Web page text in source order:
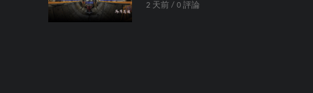
2 天前 / 0 評論